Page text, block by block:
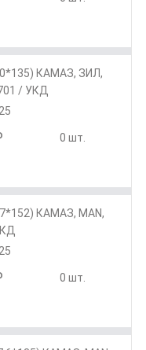
КАМАЗ, ЗИЛ,
/ УКД
0 шт.
КАМАЗ, МАN,
0 шт.